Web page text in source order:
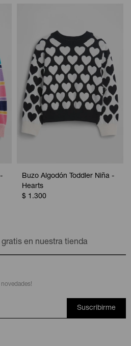
Buzo Algodón Toddler Niña -
Hearts
$ 1.300
en nuestra tienda
Suscribirme